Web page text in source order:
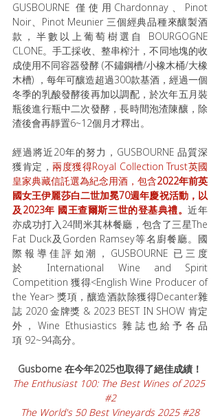
GUSBOURNE 僅使用Chardonnay、Pinot
Noir、Pinot Meunier 三個經典品種來釀製酒
款，半數以上葡萄樹選自 BOURGOGNE
CLONE。手工採收、整串榨汁，不同地塊的收
成使用不同容器發酵 (不鏽鋼槽/小橡木桶/大橡
木槽) ，每年可釀造超過300款基酒，經過一個
冬季的乳酸發酵後再加以調配，於次年五月裝
瓶後進行瓶中二次發酵，長時間泡渣陳釀，除
渣後會再靜置6~12個月才釋出。
經過將近20年的努力，GUSBOURNE 品質深
獲肯定， 兩度獲得Royal Collection Trust英國
皇家典藏信託選為紀念用酒，包含2022年前英
國女王伊麗莎白二世加冕70週年慶祝活動，以
及2023年 國王查爾斯三世的登基典禮。近年
亦成功打入24間米其林餐廳，包含了三星The
Fat Duck及Gorden Ramsey等名廚餐廳。國
際報導佳評如潮，GUSBOURNE 已三度
於 International Wine and Spirit
Competition 獲得<English Wine Producer of
the Year> 獎項，釀造酒款除獲得Decanter雜
誌 2020 金牌獎 & 2023 BEST IN SHOW 肯定
外，Wine Ethusiastics 雜誌也給予各品
項 92~94高分。
Gusborne 在今年2025也取得了絕佳成績！
The Enthusiast 100: The Best Wines of 2025
#2
The World's 50 Best Vineyards 2025 #28